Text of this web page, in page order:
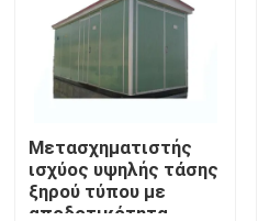
Μετασχηματιστής
ισχύος υψηλής τάσης
ξηρού τύπου με
αποδοτικότητα